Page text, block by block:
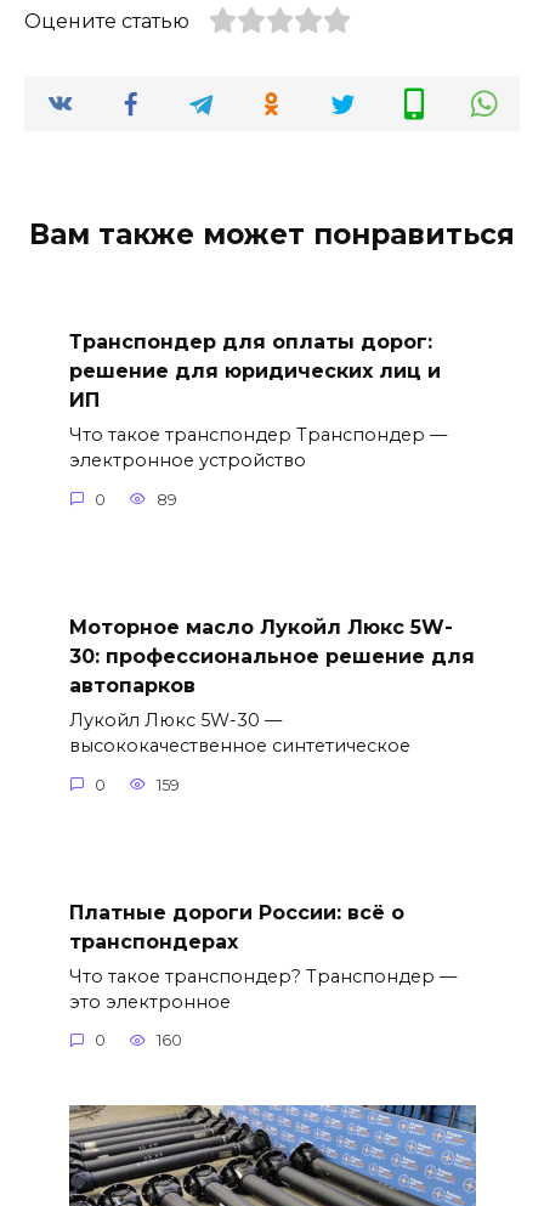
Оцените статью
Вам также может понравиться
Транспондер для оплаты дорог:
решение для юридических лиц и
ИП
Что такое транспондер Транспондер —
электронное устройство
0 89
Моторное масло Лукойл Люкс 5W-
30: профессиональное решение для
автопарков
Лукойл Люкс 5W-30 —
высококачественное синтетическое
0 159
Платные дороги России: всё о
транспондерах
Что такое транспондер? Транспондер —
это электронное
0 160